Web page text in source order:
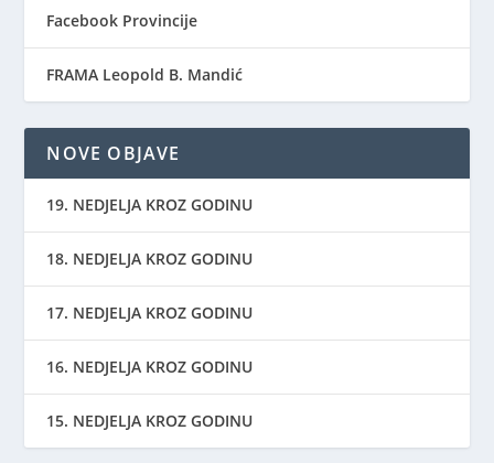
Facebook Provincije
FRAMA Leopold B. Mandić
NOVE OBJAVE
19. NEDJELJA KROZ GODINU
18. NEDJELJA KROZ GODINU
17. NEDJELJA KROZ GODINU
16. NEDJELJA KROZ GODINU
15. NEDJELJA KROZ GODINU